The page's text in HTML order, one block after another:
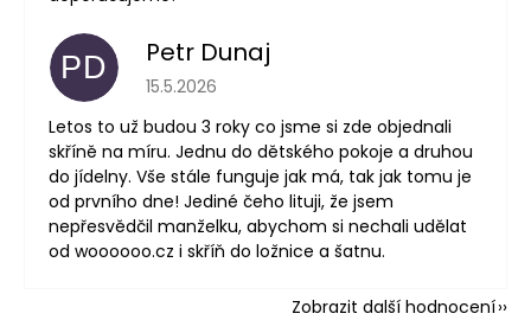
PD Petr Dunaj
Hodnocení obchodu je 5 z 5 hvězdiček.
15.5.2026
Letos to už budou 3 roky co jsme si zde objednali
skříně na míru. Jednu do dětského pokoje a druhou
do jídelny. Vše stále funguje jak má, tak jak tomu je
od prvního dne! Jediné čeho lituji, že jsem
nepřesvědčil manželku, abychom si nechali udělat
od woooooo.cz i skříň do ložnice a šatnu.
Zobrazit další hodnocení